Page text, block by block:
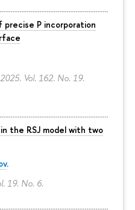
P incorporation
Vol. 162. No. 19.
the RSJ model with two
.
19. No. 6.